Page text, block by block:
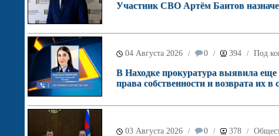
Участник СВО Артём Баитов
04 Августа 2026 / 0 / 394 / Под
В Находке прокуратура выявила еще
права собственности и возврата их в
03 Августа 2026 / 0 / 378 /